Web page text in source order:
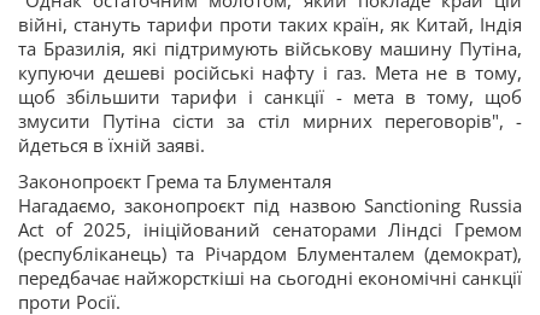
війні, стануть тарифи проти таких країн, як Китай, Індія
та Бразилія, які підтримують військову машину Путіна,
купуючи дешеві російські нафту і газ. Мета не в тому,
щоб збільшити тарифи і санкції - мета в тому, щоб
змусити Путіна сісти за стіл мирних переговорів", -
йдеться в їхній заяві.
Законопроєкт Грема та Блументаля
Нагадаємо, законопроєкт під назвою Sanctioning Russia
Act of 2025, ініційований сенаторами Ліндсі Гремом
(республіканець) та Річардом Блументалем (демократ),
передбачає найжорсткіші на сьогодні економічні санкції
проти Росії.